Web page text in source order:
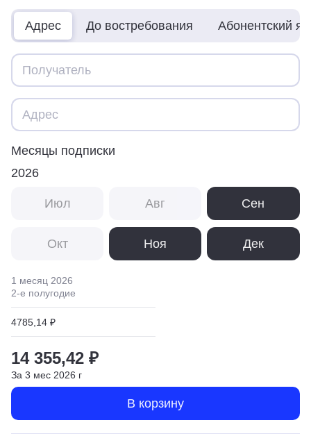
Адрес До востребования Абонентский
Месяцы подписки
2026
Июл Авг Сен
Окт Ноя Дек
1 месяц 2026
2-е полугодие
4785,14 ₽
14 355,42 ₽
За 3 мес 2026 г
В корзину